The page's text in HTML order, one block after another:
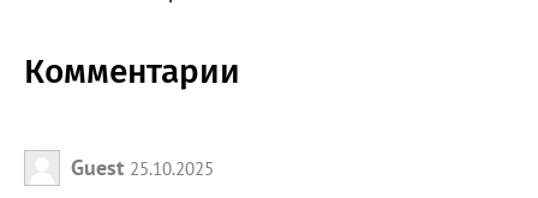
Комментарии
Guest 25.10.2025